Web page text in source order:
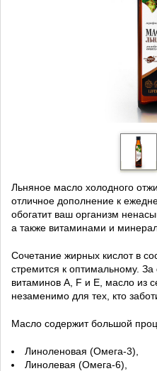
Льняное масло холодного
отличное дополнение к
обогатит ваш организм
а также витаминами и
Сочетание жирных кислот в
стремится к оптимальному. За
витаминов A, F и Е, масло из
незаменимо для тех, кто
Масло содержит большой
Линоленовая (Омега-3),
Линолевая (Омега-6),